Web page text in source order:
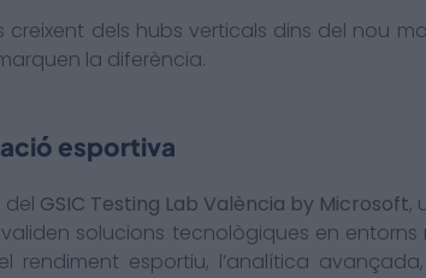
dels hubs verticals dins del nou
la diferència.
esportiva
del GSIC Testing Lab València by Microsoft,
solucions tecnològiques en entorns
esportiu, l’analítica